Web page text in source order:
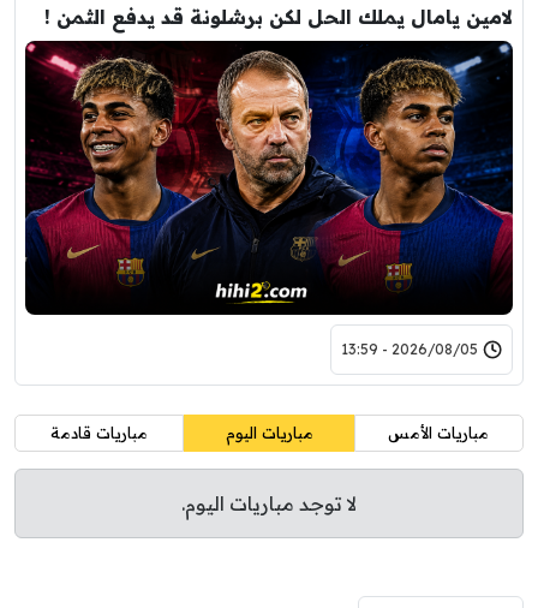
لامين يامال يملك الحل لكن برشلونة قد يدفع الثمن !
2026/08/05 - 13:59
مباريات الأمس مباريات اليوم مباريات قادمة
لا توجد مباريات اليوم.